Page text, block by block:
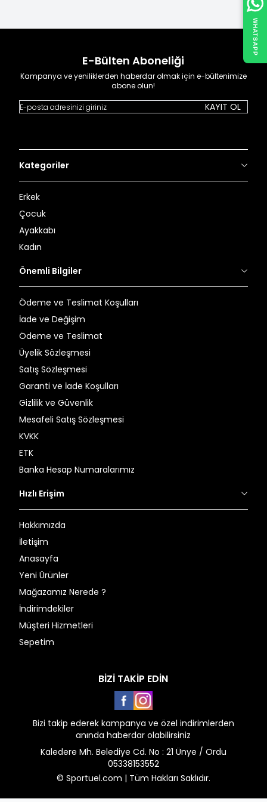
E-Bülten Aboneliği
Kampanya ve yeniliklerden haberdar olmak için e-bültenimize
abone olun!
KAYIT OL
Kategoriler
Erkek
Çocuk
Ayakkabı
Kadın
Önemli Bilgiler
Ödeme ve Teslimat Koşulları
İade ve Değişim
Ödeme ve Teslimat
Üyelik Sözleşmesi
Satış Sözleşmesi
Garanti ve İade Koşulları
Gizlilik ve Güvenlik
Mesafeli Satış Sözleşmesi
KVKK
ETK
Banka Hesap Numaralarımız
Hızlı Erişim
Hakkımızda
İletişim
Anasayfa
Yeni Ürünler
Mağazamız Nerede ?
İndirimdekiler
Müşteri Hizmetleri
Sepetim
BİZİ TAKİP EDİN
FacebookInstagram
Bizi takip ederek kampanya ve özel indirimlerden
anında haberdar olabilirsiniz
Kaledere Mh. Belediye Cd. No : 21 Ünye / Ordu
05338153552
© Sportuel.com | Tüm Hakları Saklıdır.
WHATSAPP